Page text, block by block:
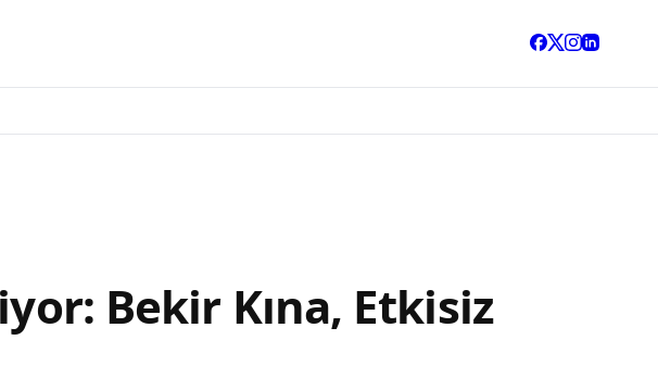
Bekir Kına, Etkisiz